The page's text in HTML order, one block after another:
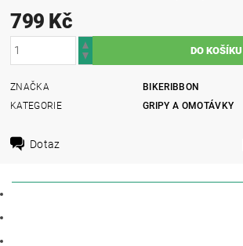
799 Kč
ZNAČKA
BIKERIBBON
KATEGORIE
GRIPY A OMOTÁVKY
Dotaz